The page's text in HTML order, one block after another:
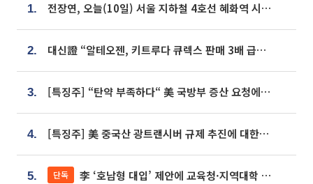
1. 전장연, 오늘(10일) 서울 지하철 4호선 혜화역 시위…1호선 용산역 무정차
2. 대신證 “알테오젠, 키트루다 큐렉스 판매 3배 급증…목표가 41만원 상향”
3. [특징주] “탄약 부족하다“ 美 국방부 증산 요청에⋯국내 방산주 급등세
4. [특징주] 美 중국산 광트랜시버 규제 추진에 대한광통신 등 광통신株 강세
5. 단독 李 ‘호남형 대입’ 제안에 교육청·지역대학 서·논술형 입시 연계 '착수'